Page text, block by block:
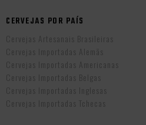
CERVEJAS POR PAÍS
Cervejas Artesanais Brasileiras
Cervejas Importadas Alemãs
Cervejas Importadas Americanas
Cervejas Importadas Belgas
Cervejas Importadas Inglesas
Cervejas Importadas Tchecas